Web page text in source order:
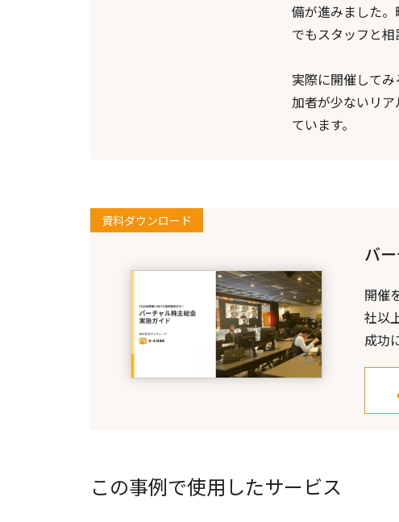
備が進みました
でもスタッフと相
実際に開催して
加者が少ないリ
ています。
資料ダウンロード
バ
開催
社以
成功
この事例で使用したサービス